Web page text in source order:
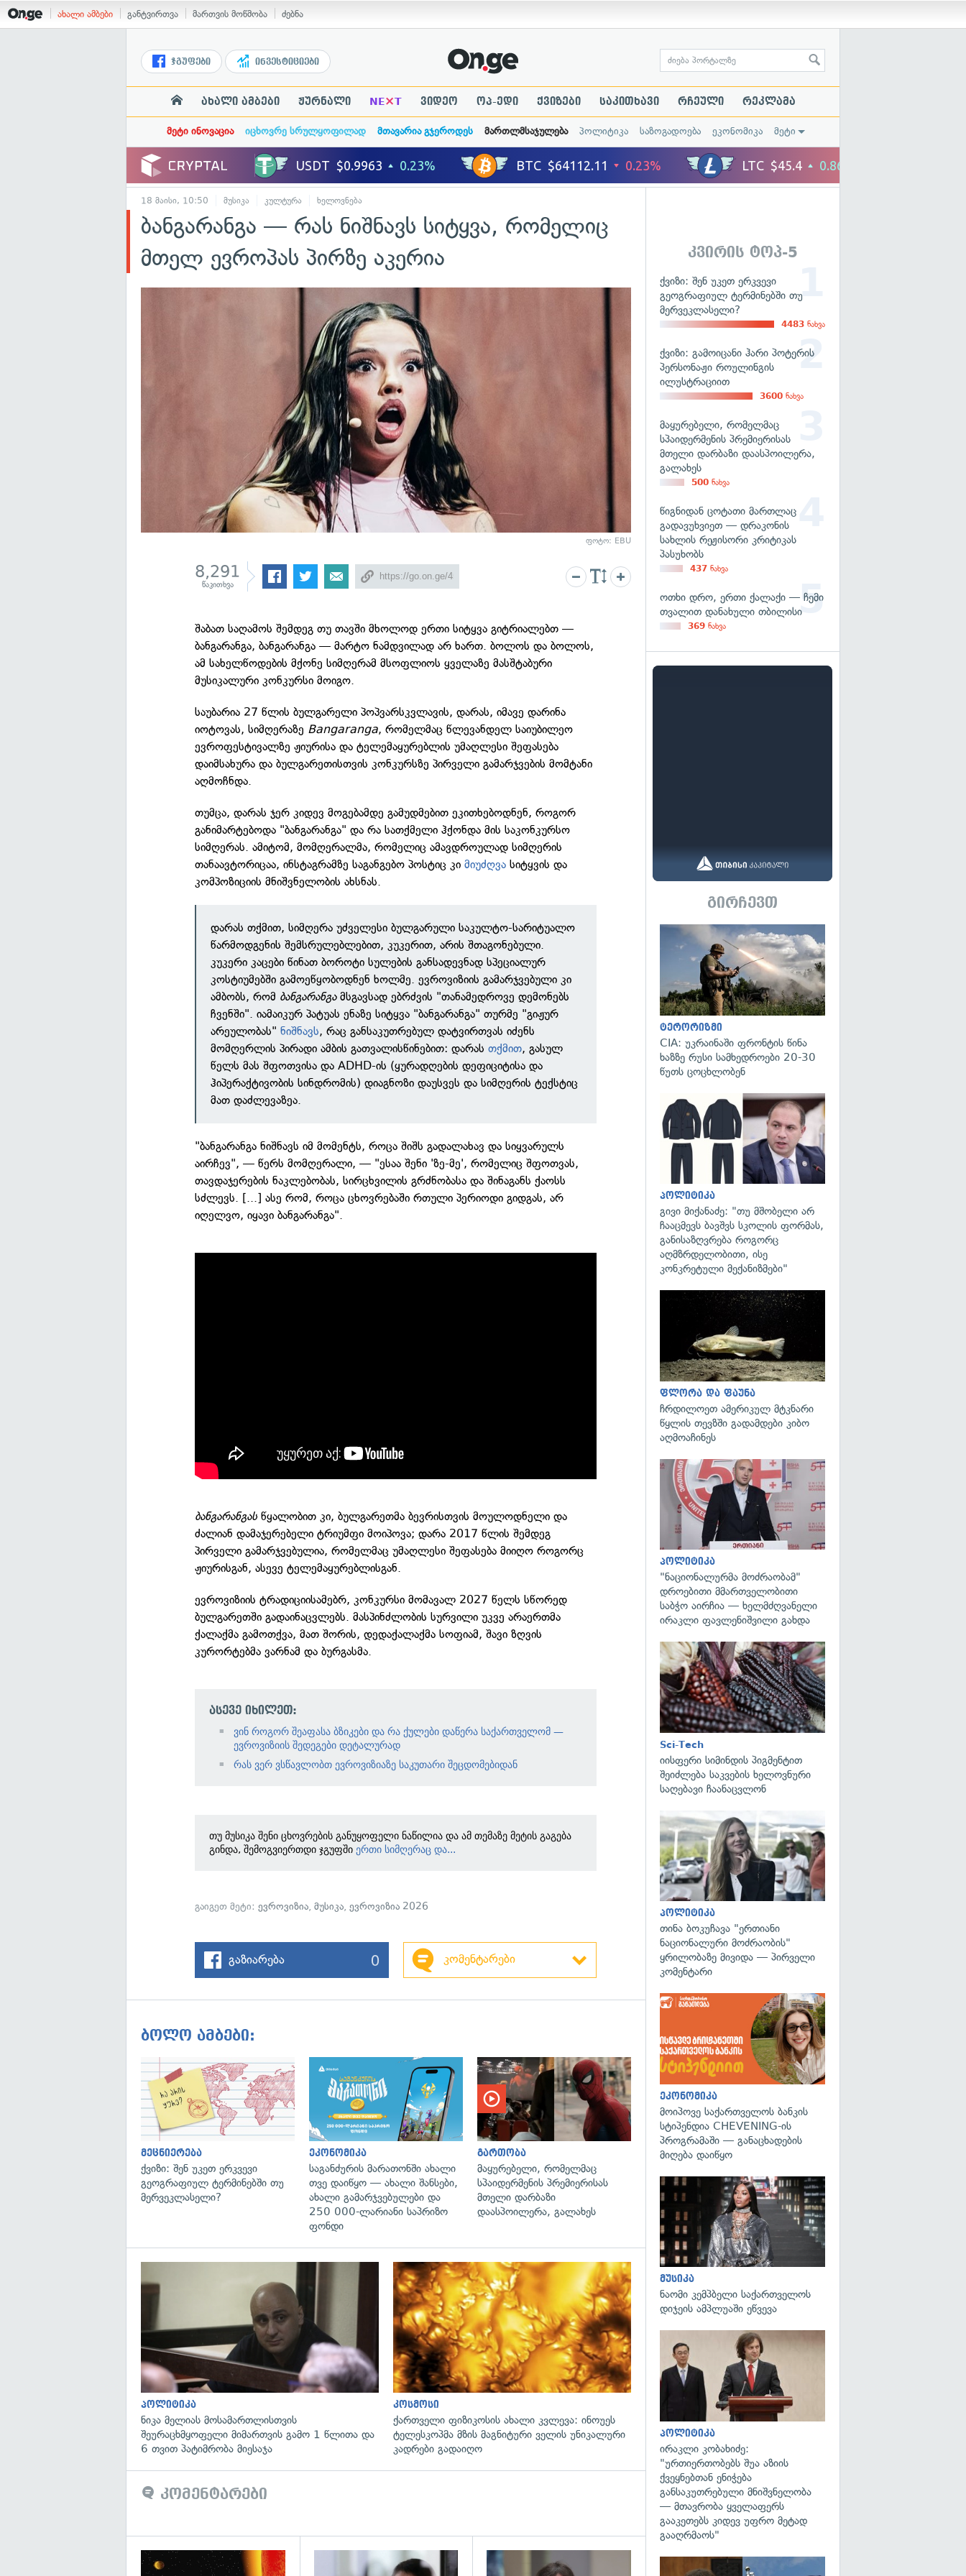
ახალი ამბები განტვირთვა მართვის მოწმობა ძებნა
ჯგუფები ინვესტიციები
ახალი ამბები ჟურნალი NE×T ვიდეო ოპ-ედი ქვიზები საკითხავი რჩეული რეკლამა
მეტი ინოვაცია იცხოვრე სრულყოფილად მთავარია გჯეროდეს მართლმსაჯულება პოლიტიკა საზოგადოება ეკონომიკა მეტი
18 მაისი, 10:50 მუსიკა კულტურა ხელოვნება
ბანგარანგა — რას ნიშნავს სიტყვა, რომელიც
მთელ ევროპას პირზე აკერია
ფოტო: EBU
8,291
წაკითხვა
შაბათ საღამოს შემდეგ თუ თავში მხოლოდ ერთი სიტყვა გიტრიალებთ —
ბანგარანგა, ბანგარანგა — მარტო ნამდვილად არ ხართ. ბოლოს და ბოლოს,
ამ სახელწოდების მქონე სიმღერამ მსოფლიოს ყველაზე მასშტაბური
მუსიკალური კონკურსი მოიგო.
საუბარია 27 წლის ბულგარელი პოპვარსკვლავის, დარას, იმავე დარინა
იოტოვას, სიმღერაზე Bangaranga, რომელმაც წლევანდელ საიუბილეო
ევროფესტივალზე ჟიურისა და ტელემაყურებლის უმაღლესი შეფასება
დაიმსახურა და ბულგარეთისთვის კონკურსზე პირველი გამარჯვების მომტანი
აღმოჩნდა.
თუმცა, დარას ჯერ კიდევ მოგებამდე გამუდმებით ეკითხებოდნენ, როგორ
განიმარტებოდა "ბანგარანგა" და რა სათქმელი ჰქონდა მის საკონკურსო
სიმღერას. ამიტომ, მომღერალმა, რომელიც ამავდროულად სიმღერის
თანაავტორიცაა, ინსტაგრამზე საგანგებო პოსტიც კიმიუძღვასიტყვის და
კომპოზიციის მნიშვნელობის ახსნას.
დარას თქმით, სიმღერა უძველესი ბულგარული საკულტო-სარიტუალო
წარმოდგენის შემსრულებლებით, კუკერით, არის შთაგონებული.
კუკერი კაცები წინათ ბოროტი სულების განსადევნად სპეციალურ
კოსტიუმებში გამოეწყობოდნენ ხოლმე. ევროვიზიის გამარჯვებული კი
ამბობს, რომ ბანგარანგამსგავსად ებრძვის "თანამედროვე დემონებს
ჩვენში". იამაიკურ პატუას ენაზე სიტყვა "ბანგარანგა" თურმე "გიჟურ
არეულობას"ნიშნავს, რაც განსაკუთრებულ დატვირთვას იძენს
მომღერლის პირადი ამბის გათვალისწინებით: დარასთქმით, გასულ
წელს მას შფოთვისა და ADHD-ის (ყურადღების დეფიციტისა და
ჰიპერაქტივობის სინდრომის) დიაგნოზი დაუსვეს და სიმღერის ტექსტიც
მათ დაძლევაზეა.
"ბანგარანგა ნიშნავს იმ მომენტს, როცა შიშს გადალახავ და სიყვარულს
აირჩევ", — წერს მომღერალი, — "ესაა შენი 'ზე-მე', რომელიც შფოთვას,
თავდაჯერების ნაკლებობას, სირცხვილის გრძნობასა და შინაგანს ქაოსს
სძლევს. [...] ასე რომ, როცა ცხოვრებაში რთული პერიოდი გიდგას, არ
იღელვო, იყავი ბანგარანგა".
ბანგარანგასწყალობით კი, ბულგარეთმა ბევრისთვის მოულოდნელი და
ძალიან დამაჯერებელი ტრიუმფი მოიპოვა; დარა 2017 წლის შემდეგ
პირველი გამარჯვებულია, რომელმაც უმაღლესი შეფასება მიიღო როგორც
ჟიურისგან, ასევე ტელემაყურებლისგან.
ევროვიზიის ტრადიციისამებრ, კონკურსი მომავალ 2027 წელს სწორედ
ბულგარეთში გადაინაცვლებს. მასპინძლობის სურვილი უკვე არაერთმა
ქალაქმა გამოთქვა, მათ შორის, დედაქალაქმა სოფიამ, შავი ზღვის
კურორტებმა ვარნამ და ბურგასმა.
ასევე იხილეთ:
ვინ როგორ შეაფასა ბზიკები და რა ქულები დაწერა საქართველომ —
ევროვიზიის შედეგები დეტალურად
რას ვერ ვსწავლობთ ევროვიზიაზე საკუთარი შეცდომებიდან
თუ მუსიკა შენი ცხოვრების განუყოფელი ნაწილია და ამ თემაზე მეტის გაგება
გინდა, შემოგვიერთდი ჯგუფში ერთი სიმღერაც და...
გაიგეთ მეტი:ევროვიზია,მუსიკა,ევროვიზია 2026
გაზიარება 0 კომენტარები
ბოლო ამბები:
მეცნიერება
ქვიზი: შენ უკეთ ერკვევი
გეოგრაფიულ ტერმინებში თუ
მერვეკლასელი?
ეკონომიკა
საგანძურის მარათონში ახალი
თვე დაიწყო — ახალი შანსები,
ახალი გამარჯვებულები და
250 000-ლარიანი საპრიზო
ფონდი
გართობა
მაყურებელი, რომელმაც
სპაიდერმენის პრემიერისას
მთელი დარბაზი
დაასპოილერა, გალახეს
გადახედვა
პოლიტიკა
ნიკა მელიას მოსამართლისთვის
შეურაცხმყოფელი მიმართვის გამო 1 წლითა და
6 თვით პატიმრობა მიესაჯა
გადახედვა
კოსმოსი
ქართველი ფიზიკოსის ახალი კვლევა: ინოუეს
ტელესკოპმა მზის მაგნიტური ველის უნიკალური
კადრები გადაიღო
კომენტარები
გადახედვა
კვირის ტოპ-5
ქვიზი: შენ უკეთ ერკვევი
გეოგრაფიულ ტერმინებში თუ
მერვეკლასელი?
4483 ნახვა
ქვიზი: გამოიცანი ჰარი პოტერის
პერსონაჟი როულინგის
ილუსტრაციით
3600 ნახვა
მაყურებელი, რომელმაც
სპაიდერმენის პრემიერისას
მთელი დარბაზი დაასპოილერა,
გალახეს
500 ნახვა
წიგნიდან ცოტათი მართლაც
გადავუხვიეთ — დრაკონის
სახლის რეჟისორი კრიტიკას
პასუხობს
437 ნახვა
ოთხი დრო, ერთი ქალაქი — ჩემი
თვალით დანახული თბილისი
369 ნახვა
გირჩევთ
ტერორიზმი
CIA: უკრაინაში ფრონტის წინა
ხაზზე რუსი სამხედროები 20-30
წუთს ცოცხლობენ
პოლიტიკა
გივი მიქანაძე: "თუ მშობელი არ
ჩააცმევს ბავშვს სკოლის ფორმას,
განისაზღვრება როგორც
აღმზრდელობითი, ისე
კონკრეტული მექანიზმები"
ფლორა და ფაუნა
ჩრდილოეთ ამერიკულ მტკნარი
წყლის თევზში გადამდები კიბო
აღმოაჩინეს
პოლიტიკა
"ნაციონალურმა მოძრაობამ"
დროებითი მმართველობითი
საბჭო აირჩია — ხელმძღვანელი
ირაკლი ფავლენიშვილი გახდა
Sci-Tech
იისფერი სიმინდის პიგმენტით
შეიძლება საკვების ხელოვნური
საღებავი ჩაანაცვლონ
პოლიტიკა
თინა ბოკუჩავა "ერთიანი
ნაციონალური მოძრაობის"
ყრილობაზე მივიდა — პირველი
კომენტარი
ეკონომიკა
მოიპოვე საქართველოს ბანკის
სტიპენდია CHEVENING-ის
პროგრამაში — განაცხადების
მიღება დაიწყო
მუსიკა
ნაომი კემპბელი საქართველოს
დიჯეის ამპლუაში ეწვევა
პოლიტიკა
ირაკლი კობახიძე:
"ურთიერთობებს შუა აზიის
ქვეყნებთან ენიჭება
განსაკუთრებული მნიშვნელობა
— მთავრობა ყველაფერს
გააკეთებს კიდევ უფრო მეტად
გააღრმაოს"